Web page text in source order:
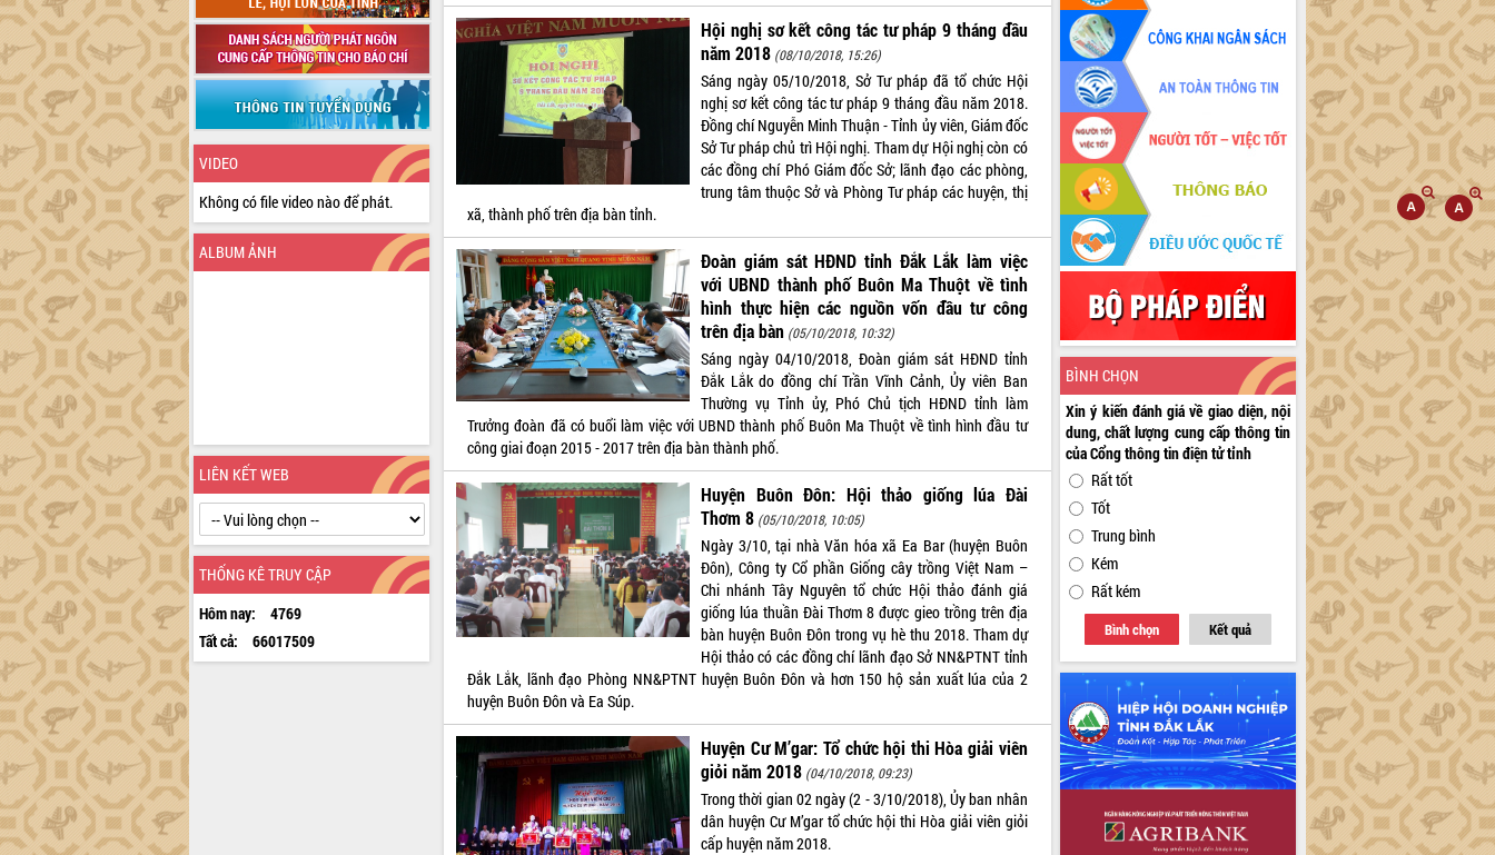
VIDEO
Không có file video nào để phát.
ALBUM ẢNH
LIÊN KẾT WEB
THỐNG KÊ TRUY CẬP
Hôm nay:
4769
Tất cả:
66017509
Hội nghị sơ kết công tác tư pháp 9 tháng đầu
năm 2018 (08/10/2018, 15:26)
Sáng ngày 05/10/2018, Sở Tư pháp đã tổ chức Hội
nghị sơ kết công tác tư pháp 9 tháng đầu năm 2018.
Đồng chí Nguyễn Minh Thuận - Tỉnh ủy viên, Giám đốc
Sở Tư pháp chủ trì Hội nghị. Tham dự Hội nghị còn có
các đồng chí Phó Giám đốc Sở; lãnh đạo các phòng,
trung tâm thuộc Sở và Phòng Tư pháp các huyện, thị
xã, thành phố trên địa bàn tỉnh.
Đoàn giám sát HĐND tỉnh Đắk Lắk làm việc
với UBND thành phố Buôn Ma Thuột về tình
hình thực hiện các nguồn vốn đầu tư công
trên địa bàn (05/10/2018, 10:32)
Sáng ngày 04/10/2018, Đoàn giám sát HĐND tỉnh
Đắk Lắk do đồng chí Trần Vĩnh Cảnh, Ủy viên Ban
Thường vụ Tỉnh ủy, Phó Chủ tịch HĐND tỉnh làm
Trưởng đoàn đã có buổi làm việc với UBND thành phố Buôn Ma Thuột về tình hình đầu tư
công giai đoạn 2015 - 2017 trên địa bàn thành phố.
Huyện Buôn Đôn: Hội thảo giống lúa Đài
Thơm 8 (05/10/2018, 10:05)
Ngày 3/10, tại nhà Văn hóa xã Ea Bar (huyện Buôn
Đôn), Công ty Cổ phần Giống cây trồng Việt Nam –
Chi nhánh Tây Nguyên tổ chức Hội thảo đánh giá
giống lúa thuần Đài Thơm 8 được gieo trồng trên địa
bàn huyện Buôn Đôn trong vụ hè thu 2018. Tham dự
Hội thảo có các đồng chí lãnh đạo Sở NN&PTNT tỉnh
Đắk Lắk, lãnh đạo Phòng NN&PTNT huyện Buôn Đôn và hơn 150 hộ sản xuất lúa của 2
huyện Buôn Đôn và Ea Súp.
Huyện Cư M’gar: Tổ chức hội thi Hòa giải viên
giỏi năm 2018 (04/10/2018, 09:23)
Trong thời gian 02 ngày (2 - 3/10/2018), Ủy ban nhân
dân huyện Cư M’gar tổ chức hội thi Hòa giải viên giỏi
cấp huyện năm 2018.
BÌNH CHỌN
Xin ý kiến đánh giá về giao diện, nội
dung, chất lượng cung cấp thông tin
của Cổng thông tin điện tử tỉnh
Rất tốt
Tốt
Trung bình
Kém
Rất kém
Bình chọn Kết quả